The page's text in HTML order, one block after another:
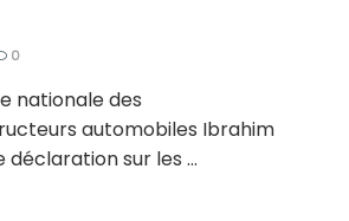
0
nationale des
automobiles Ibrahim
déclaration sur les ...